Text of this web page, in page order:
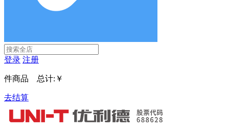
登录 注册
件商品 总计: ￥
去结算